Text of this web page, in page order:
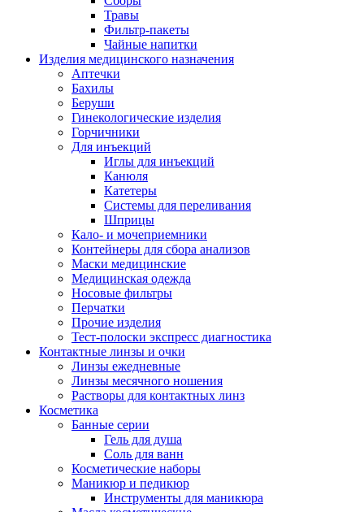
Травы
Фильтр-пакеты
Чайные напитки
Изделия медицинского назначения
Аптечки
Бахилы
Беруши
Гинекологические изделия
Горчичники
Для инъекций
Иглы для инъекций
Канюля
Катетеры
Системы для переливания
Шприцы
Кало- и мочеприемники
Контейнеры для сбора анализов
Маски медицинские
Медицинская одежда
Носовые фильтры
Перчатки
Прочие изделия
Тест-полоски экспресс диагностика
Контактные линзы и очки
Линзы ежедневные
Линзы месячного ношения
Растворы для контактных линз
Косметика
Банные серии
Гель для душа
Соль для ванн
Косметические наборы
Маникюр и педикюр
Инструменты для маникюра